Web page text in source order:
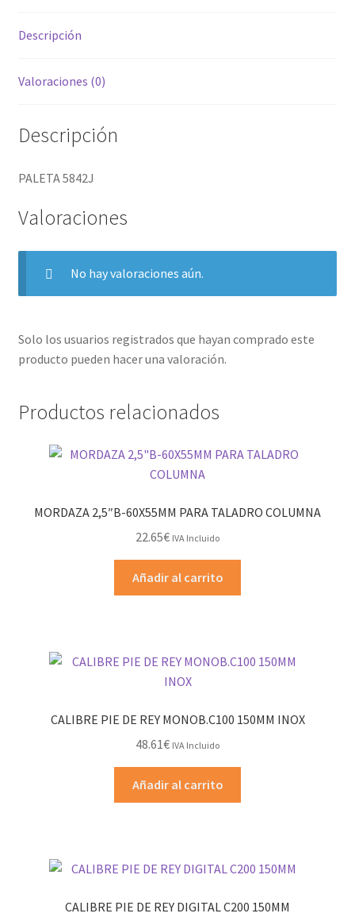
Descripción
Valoraciones (0)
Descripción
PALETA 5842J
Valoraciones
No hay valoraciones aún.
Solo los usuarios registrados que hayan comprado este
producto pueden hacer una valoración.
Productos relacionados
MORDAZA 2,5″B-60X55MM PARA TALADRO COLUMNA
22.65€ IVA Incluido
Añadir al carrito
CALIBRE PIE DE REY MONOB.C100 150MM INOX
48.61€ IVA Incluido
Añadir al carrito
CALIBRE PIE DE REY DIGITAL C200 150MM